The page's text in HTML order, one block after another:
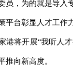
员，为的就是导入
平台彰显人才工作
港将开展“我听人
推向新高度。